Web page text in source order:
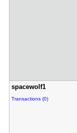
spacewolf1
Transactions (0)